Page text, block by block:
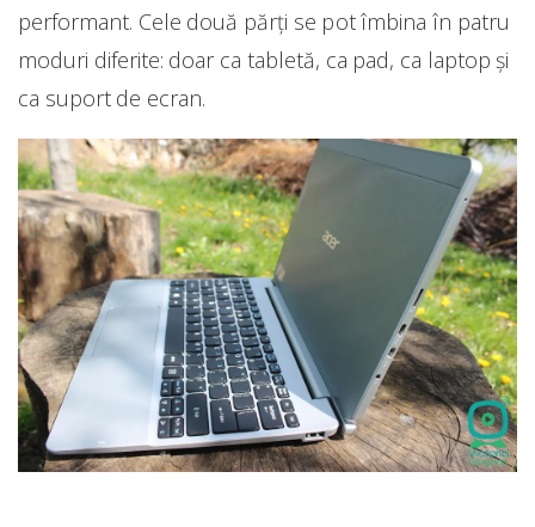
performant. Cele două părți se pot îmbina în patru
moduri diferite: doar ca tabletă, ca pad, ca laptop și
ca suport de ecran.